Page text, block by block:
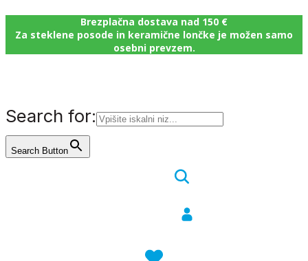
Brezplačna dostava nad 150 €
Za steklene posode in keramične lončke je možen samo
osebni prevzem.
Search for:
Search Button